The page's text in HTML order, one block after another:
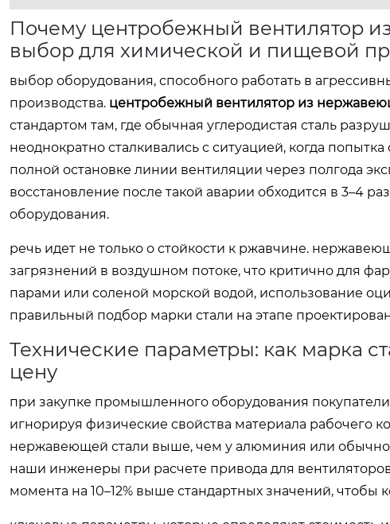
Почему центробежный вентилятор
выбор для химической и пищевой
выбор оборудования, способного работать в
производства. центробежный вентилятор из
стандартом там, где обычная углеродистая сталь
неоднократно сталкивались с ситуацией, когда
полной остановке линии вентиляции через полгода
восстановление после такой аварии обходится в 3–4
оборудования.
речь идет не только о стойкости к ржавчине.
загрязнений в воздушном потоке, что критично для
парами или соленой морской водой, использование
правильный подбор марки стали на этапе
Технические параметры: как марка
цену
при закупке промышленного оборудования
игнорируя физические свойства материала рабочего
нержавеющей стали выше, чем у алюминия или
наши инженеры при расчете привода для
момента на 10–12% выше стандартных значений,